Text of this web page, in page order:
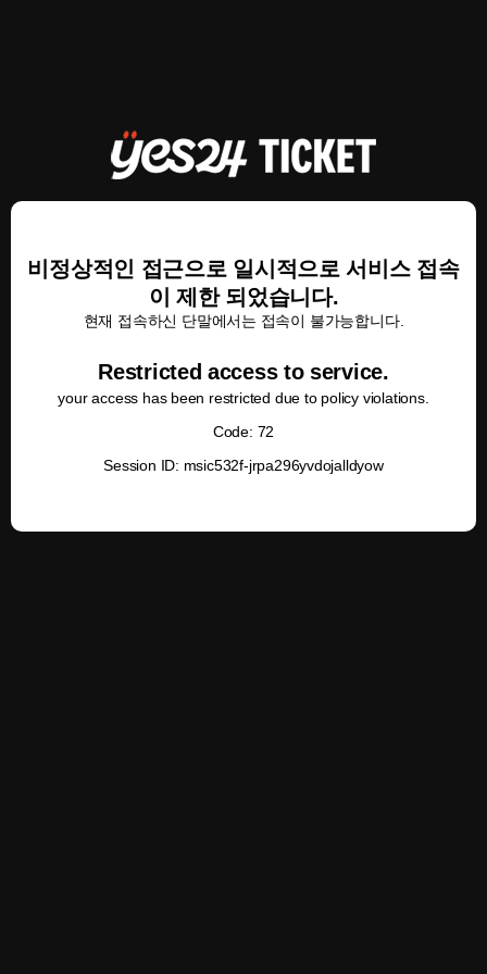
비정상적인 접근으로 일시적으로 서비스 접속
이 제한 되었습니다.
현재 접속하신 단말에서는 접속이 불가능합니다.
Restricted access to service.
your access has been restricted due to policy violations.
Code: 72
Session ID: msic532f-jrpa296yvdojalldyow